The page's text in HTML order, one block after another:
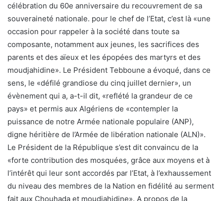
célébration du 60e anniversaire du recouvrement de sa
souveraineté nationale. pour le chef de l’Etat, c’est là «une
occasion pour rappeler à la société dans toute sa
composante, notamment aux jeunes, les sacrifices des
parents et des aïeux et les épopées des martyrs et des
moudjahidine». Le Président Tebboune a évoqué, dans ce
sens, le «défilé grandiose du cinq juillet dernier», un
évènement qui a, a-t-il dit, «reflété la grandeur de ce
pays» et permis aux Algériens de «contempler la
puissance de notre Armée nationale populaire (ANP),
digne héritière de l’Armée de libération nationale (ALN)».
Le Président de la République s’est dit convaincu de la
«forte contribution des mosquées, grâce aux moyens et à
l’intérêt qui leur sont accordés par l’Etat, à l’exhaussement
du niveau des membres de la Nation en fidélité au serment
fait aux Chouhada et moudjahidine». A propos de la